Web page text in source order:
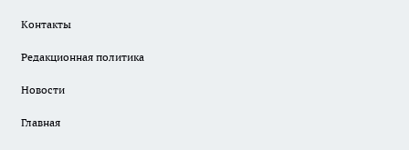
Контакты
Редакционная политика
Новости
Главная